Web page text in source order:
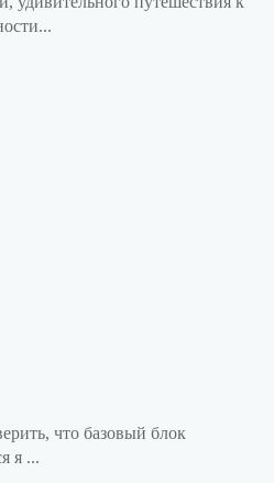
что базовый блок
я ...